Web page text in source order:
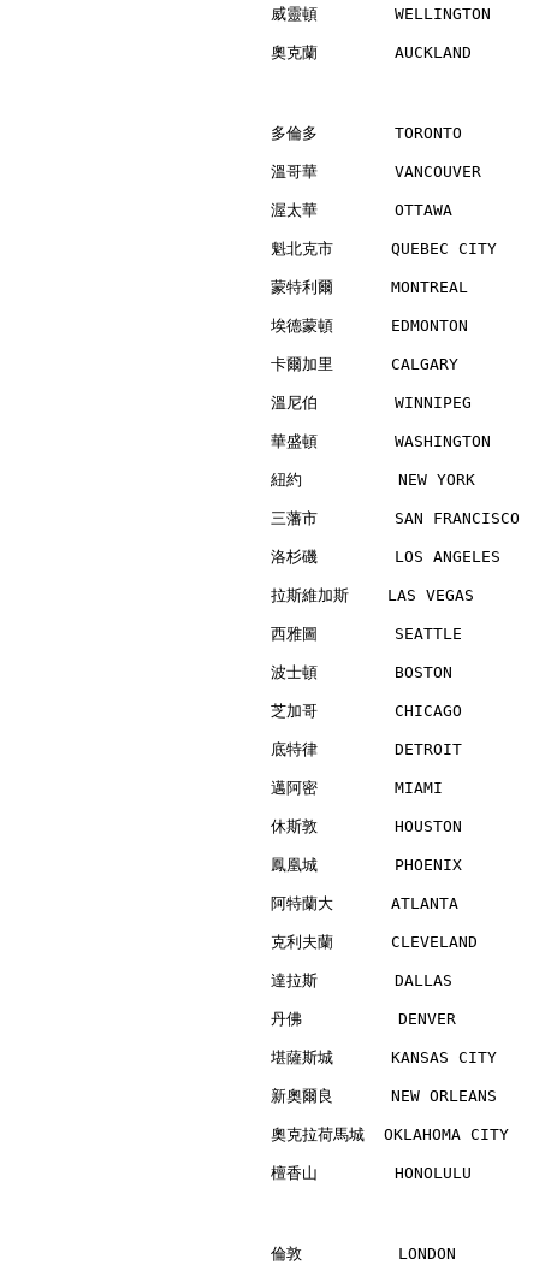
威靈頓        WELLINGTON
奧克蘭        AUCKLAND
多倫多        TORONTO
溫哥華
渥太華        OTTAWA
魁北克市      QUEBEC
蒙特利爾
埃德蒙頓      EDMONTON
卡爾加里      CALGARY
溫尼伯        WINNIPEG
華盛頓
紐約          NEW YORK
三藩市        SAN
洛杉磯        LOS
拉斯維加斯    LAS
西雅圖        SEATTLE
波士頓        BOSTON
芝加哥        CHICAGO
底特律        DETROIT
邁阿密        MIAMI
休斯敦        HOUSTON
鳳凰城        PHOENIX
阿特蘭大      ATLANTA
克利夫蘭      CLEVELAND
達拉斯        DALLAS
丹佛          DENVER
堪薩斯城      KANSAS
新奧爾良      NEW ORLEANS
奧克拉荷馬城  OKLAHOMA
檀香山        HONOLULU
倫敦          LONDON